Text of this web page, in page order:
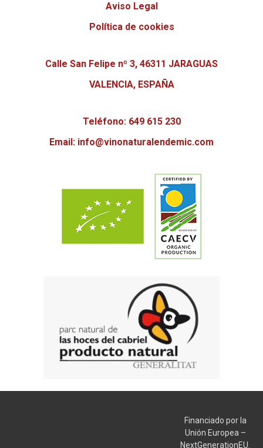
Aviso Legal
Política de cookies
Calle San Felipe nº 3, 46311 JARAGUAS
VALENCIA, ESPAÑA
Teléfono: 649 615 230
Email: info@vinonaturalendemic.com
Financiado por la
Unión Europea –
NextGenerationEU.